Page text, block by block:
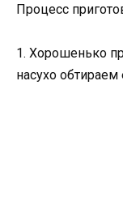
Процесс
1. Хорошенько
насухо